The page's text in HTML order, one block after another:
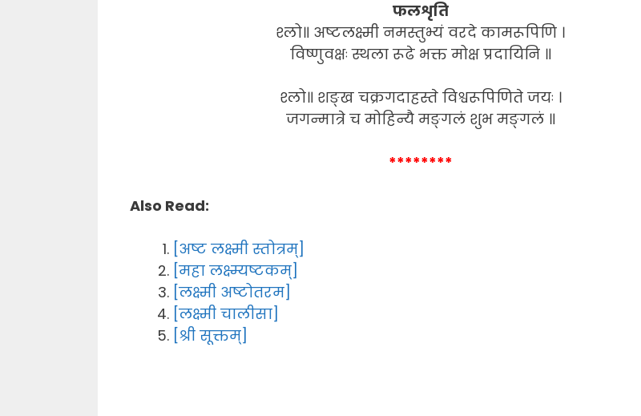
फलशृति
श्लो॥ अष्टलक्ष्मी नमस्तुभ्यं वरदे कामरूपिणि ।
विष्णुवक्षः स्थला रूढे भक्त मोक्ष प्रदायिनि ॥
श्लो॥ शङ्ख चक्रगदाहस्ते विश्वरूपिणिते जयः ।
जगन्मात्रे च मोहिन्यै मङ्गलं शुभ मङ्गलं ॥
********
Also Read:
[अष्ट लक्ष्मी स्तोत्रम्]
[महा लक्ष्म्यष्टकम्]
[लक्ष्मी अष्टोतरम]
[लक्ष्मी चालीसा]
[श्री सूक्तम्]